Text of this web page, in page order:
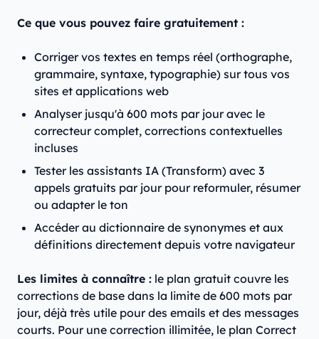
Ce que vous pouvez faire gratuitement :
Corriger vos textes en temps réel (orthographe,
grammaire, syntaxe, typographie) sur tous vos
sites et applications web
Analyser jusqu'à 600 mots par jour avec le
correcteur complet, corrections contextuelles
incluses
Tester les assistants IA (Transform) avec 3
appels gratuits par jour pour reformuler, résumer
ou adapter le ton
Accéder au dictionnaire de synonymes et aux
définitions directement depuis votre navigateur
Les limites à connaître : le plan gratuit couvre les
corrections de base dans la limite de 600 mots par
jour, déjà très utile pour des emails et des messages
courts. Pour une correction illimitée, le plan Correct